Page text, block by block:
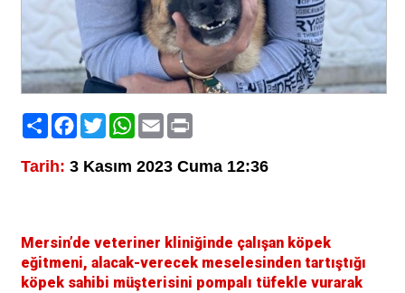
PaylaşFacebook
TwitterWhatsApp
EmailPrint
Tarih: 3 Kasım 2023 Cuma 12:36
Mersin’de veteriner kliniğinde çalışan köpek
eğitmeni, alacak-verecek meselesinden tartıştığı
köpek sahibi müşterisini pompalı tüfekle vurarak